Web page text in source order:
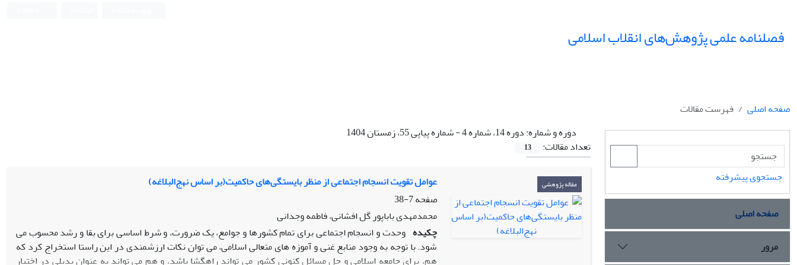
فصلنامه علمی پژوهش‌های انقلاب اسلامی
صفحه اصلی
فهرست مقالات
دوره و شماره:دوره 14، شماره 4 - شماره پیاپی 55، زمستان 1404
تعداد مقالات:
13
مقاله پژوهشی
عوامل تقویت انسجام اجتماعی از منظر بایستگی‌های حاکمیت(بر اساس نهج‌البلاغه)
صفحه7-38
محمدمهدی باباپور گل افشانی، فاطمه وجدانی
چکیده وحدت و انسجام اجتماعی برای تمام کشورها و جوامع، یک ضرورت، و شرط اساسی برای بقا و رشد محسوب می
شود. با توجه به وجود منابع غنی و آموزه های متعالی اسلامی، می توان نکات ارزشمندی در این راستا استخراج کرد که
هم، برای جامعه اسلامی و حل مسائل کنونی کشور می تواند راهگشا باشد، و هم می تواند به عنوان بدیلی در اختیار
جستجوی پیشرفته
صفحه اصلی
مرور